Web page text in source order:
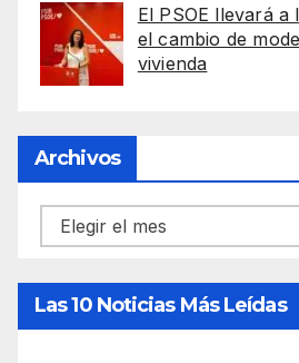
El PSOE llevará
el cambio de
vivienda
Archivos
Archivos
Las 10 Noticias Más Leídas